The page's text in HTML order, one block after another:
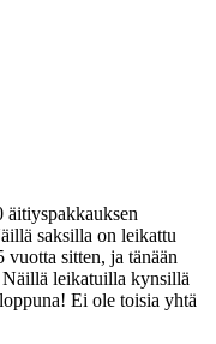
äitiyspakkauksen
saksilla on leikattu
vuotta sitten, ja tänään
leikatuilla kynsillä
Ei ole toisia yhtä